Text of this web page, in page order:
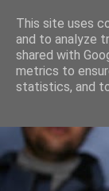
This site uses
and to analyze
shared with
metrics to
statistics, and